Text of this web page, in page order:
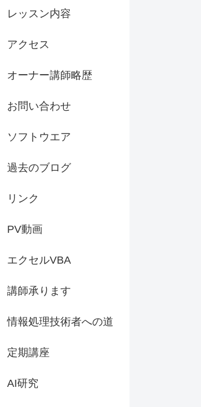
レッスン内容
アクセス
オーナー講師略歴
お問い合わせ
ソフトウエア
過去のブログ
リンク
PV動画
エクセルVBA
講師承ります
情報処理技術者への道
定期講座
AI研究